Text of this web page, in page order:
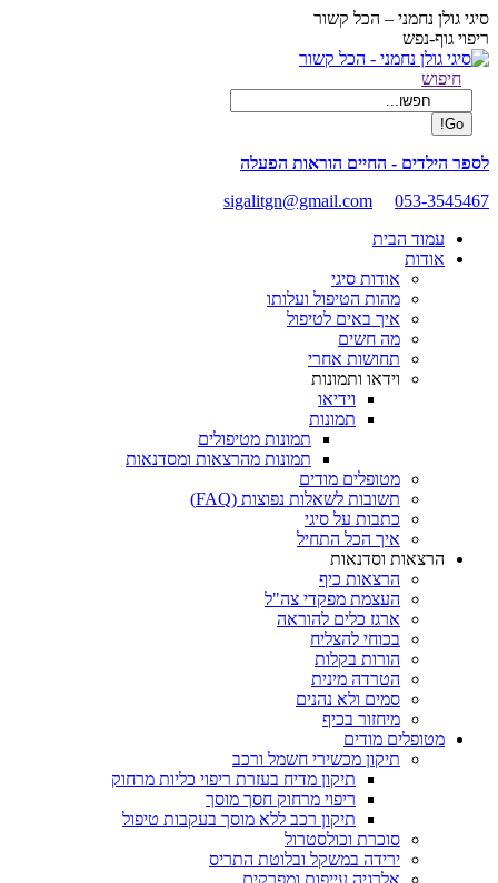
Skip
to
content
סיגי גולן נחמני – הכל קשור
ריפוי גוף-נפש
Facebook
opens
new
window
Search:
חיפוש
לספר הילדים - החיים הוראות הפעלה
sigalitgn@gmail.com
053-3545467
עמוד הבית
אודות
אודות סיגי
מהות הטיפול ועלותו
איך באים לטיפול
מה חשים
תחושות אחרי
וידאו ותמונות
וידיאו
תמונות
תמונות מטיפולים
תמונות מהרצאות ומסדנאות
מטופלים מודים
תשובות לשאלות נפוצות (FAQ)
כתבות על סיגי
איך הכל התחיל
הרצאות וסדנאות
הרצאות כיף
העצמת מפקדי צה"ל
ארגז כלים להוראה
בכוחי להצליח
הורות בקלות
הטרדה מינית
סמים ולא נהנים
מיחזור בכיף
מטופלים מודים
תיקון מכשירי חשמל ורכב
תיקון מדיח בעזרת ריפוי כליות מרחוק
ריפוי מרחוק חסך מוסך
תיקון רכב ללא מוסך בעקבות טיפול
סוכרת וכולסטרול
ירידה במשקל ובלוטת התריס
אלרגיה עייפות ומפרקים